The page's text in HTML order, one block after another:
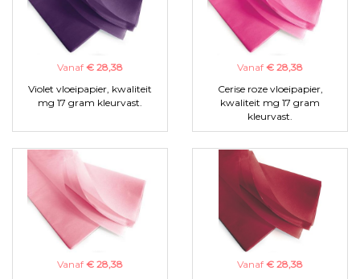
Vanaf € 28,38
Violet vloeipapier, kwaliteit
mg 17 gram kleurvast.
Vanaf € 28,38
Cerise roze vloeipapier,
kwaliteit mg 17 gram
kleurvast.
Vanaf € 28,38
Vanaf € 28,38